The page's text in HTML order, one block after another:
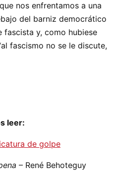
nos enfrentamos a una
del barniz democrático
y, como hubiese
fascismo no se le discute,
leer:
de golpe
– René Behoteguy